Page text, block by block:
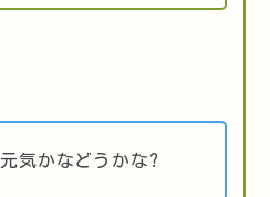
気かなどうかな?